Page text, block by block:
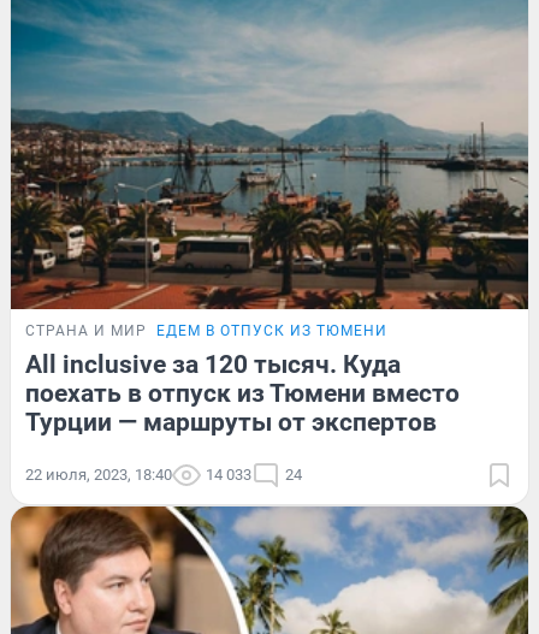
СТРАНА И МИР ЕДЕМ В ОТПУСК ИЗ ТЮМЕНИ
All inclusive за 120 тысяч. Куда
поехать в отпуск из Тюмени вместо
Турции — маршруты от экспертов
22 июля, 2023, 18:40 14 033 24